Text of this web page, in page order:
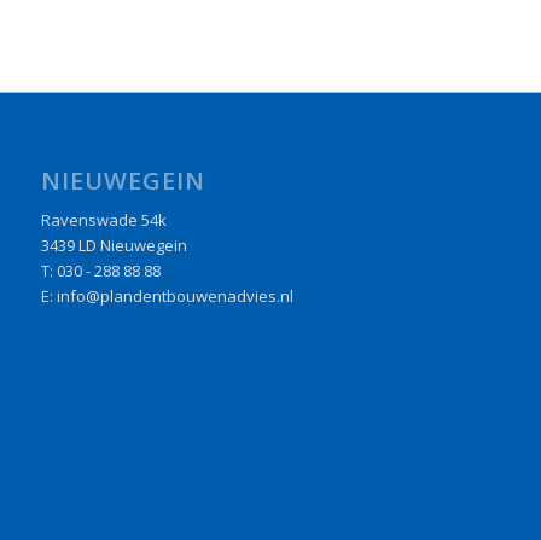
NIEUWEGEIN
Ravenswade 54k
3439 LD Nieuwegein
T: 030 - 288 88 88
E: info@plandentbouwenadvies.nl